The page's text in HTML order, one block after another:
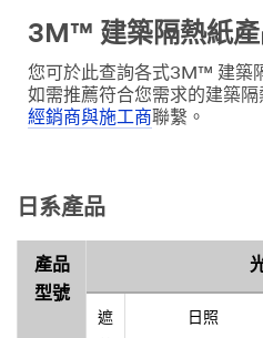
3M™ 建築隔熱紙產
您可於此查詢各式3M™ 建築
如需推薦符合您需求的建築
經銷商與施工商聯繫。
日系產品
產品
型號
遮
日照